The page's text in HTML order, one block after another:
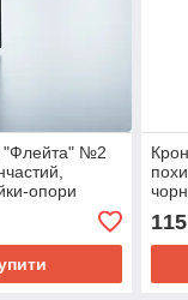
"Флейта" №2
опори
до торгового
115